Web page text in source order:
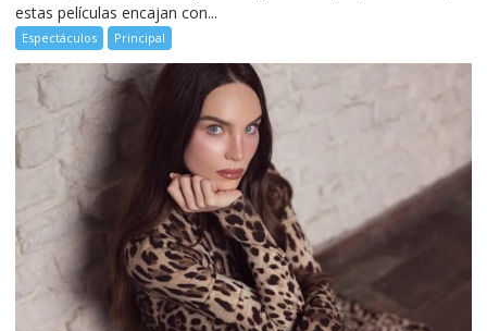
estas películas encajan con...
Espectáculos Principal